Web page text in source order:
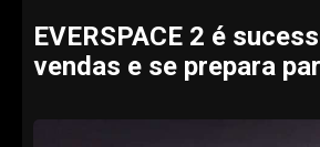
EVERSPACE 2 é
vendas e se prepara